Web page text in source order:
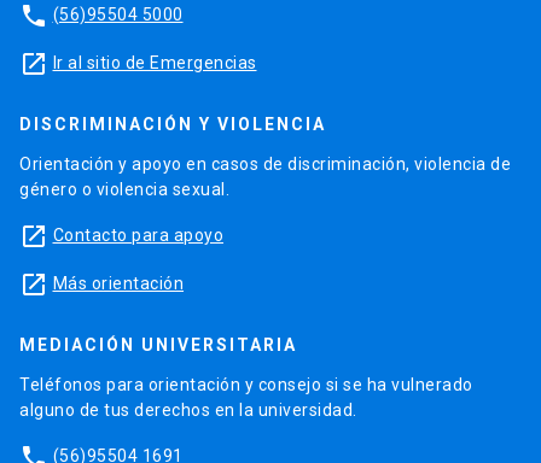
phone (56)95504 5000
launch Ir al sitio de Emergencias
DISCRIMINACIÓN Y VIOLENCIA
Orientación y apoyo en casos de discriminación, violencia de
género o violencia sexual.
launch Contacto para apoyo
launch Más orientación
MEDIACIÓN UNIVERSITARIA
Teléfonos para orientación y consejo si se ha vulnerado
alguno de tus derechos en la universidad.
(56)95504 1691